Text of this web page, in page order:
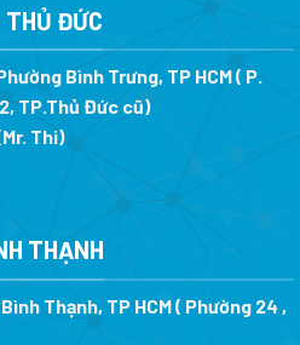
THỦ ĐỨC
Bình Trưng, TP HCM ( P.
TP.Thủ Đức cũ)
Thi)
THẠNH
Thạnh, TP HCM ( Phường 24 ,